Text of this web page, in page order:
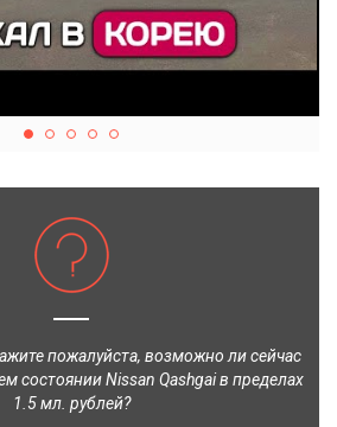
пожалуйста, возможно ли сейчас
состоянии Nissan Qashgai в пределах
1.5 мл. рублей?